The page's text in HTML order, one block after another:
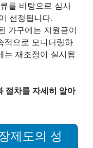
를 바탕으로 심사
선정됩니다.
가구에는 지원금이
적으로 모니터링하
는 재조정이 실시됩
절차를 자세히 알아
제도의 성